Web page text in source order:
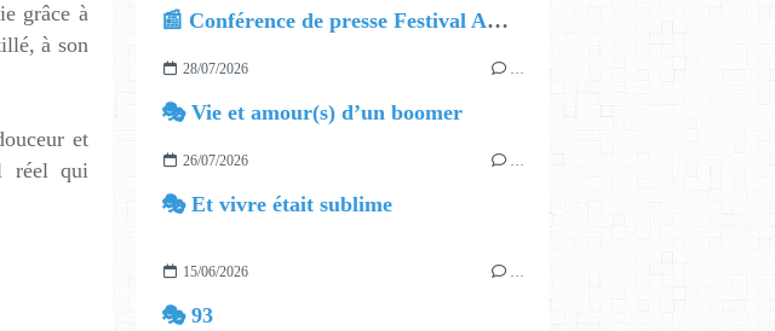
grâce à
à son
et
réel qui
📰 Conférence de presse Festival AOUT
28/07/2026 …
🎭 Vie et amour(s) d’un boomer
26/07/2026 …
🎭 Et vivre était sublime
15/06/2026 …
🎭 93